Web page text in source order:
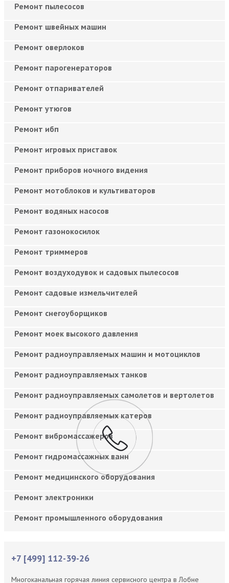
Ремонт пылесосов
Ремонт швейных машин
Ремонт оверлоков
Ремонт парогенераторов
Ремонт отпаривателей
Ремонт утюгов
Ремонт ибп
Ремонт игровых приставок
Ремонт приборов ночного видения
Ремонт мотоблоков и культиваторов
Ремонт водяных насосов
Ремонт газонокосилок
Ремонт триммеров
Ремонт воздуходувок и садовых пылесосов
Ремонт садовые измельчителей
Ремонт снегоуборщиков
Ремонт моек высокого давления
Ремонт радиоуправляемых машин и мотоциклов
Ремонт радиоуправляемых танков
Ремонт радиоуправляемых самолетов и вертолетов
Ремонт радиоуправляемых катеров
Ремонт вибромассажеров
Ремонт гидромассажных ванн
Ремонт медицинского оборудования
Ремонт электроники
Ремонт промышленного оборудования
+7 [499] 112-39-26
Многоканальная горячая линия сервисного центра в Лобне